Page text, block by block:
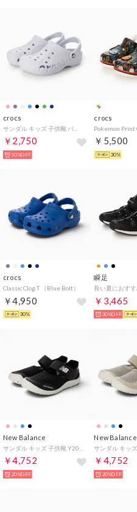
crocs
￥2,750
50%OFF
crocs
￥5,500
30%
crocs
Classic Clog T （Blue Bolt）
￥4,950
30%
瞬足
￥3,465
30%OFF
New Balance
￥4,752
20%OFF
New Balance
￥4,752
20%OFF